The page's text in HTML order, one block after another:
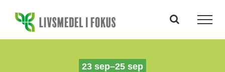
innehållet
23 sep–25 sep